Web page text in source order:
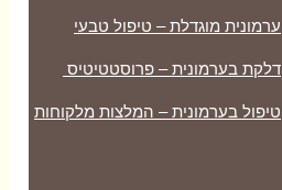
ערמונית מוגדלת – טיפול טבעי
דלקת בערמונית – פרוסטטיטיס
טיפול בערמונית – המלצות מלקוחות